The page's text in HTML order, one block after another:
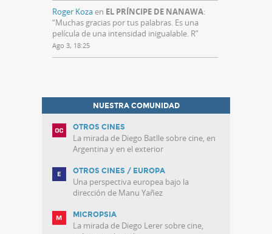
Roger Kozaen EL PRÍNCIPE DE NANAWA:
“Muchas gracias por tus palabras. Es una
película de una intensidad inigualable. R”
Ago 3, 18:25
NUESTRA COMUNIDAD
OTROS CINES
La mirada de Diego Batlle sobre cine, en
Argentina y en el exterior
OTROS CINES / EUROPA
Una perspectiva europea bajo la
dirección de Manu Yañez
MICROPSIA
La mirada de Diego Lerer sobre cine,